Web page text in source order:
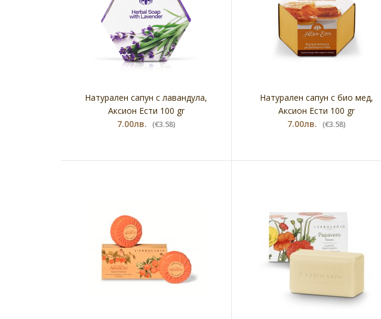
Натурален сапун с лавандула,
Аксион Ести 100 gr
7.00лв. (€3.58)
Натурален сапун с био мед,
Аксион Ести 100 gr
7.00лв. (€3.58)